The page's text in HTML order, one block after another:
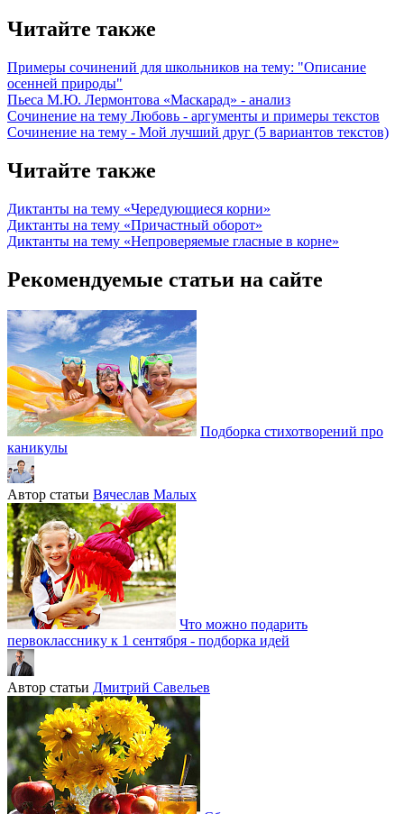
Читайте также
Примеры сочинений для школьников на тему: "Описание
осенней природы"
Пьеса М.Ю. Лермонтова «Маскарад» - анализ
Сочинение на тему Любовь - аргументы и примеры текстов
Сочинение на тему - Мой лучший друг (5 вариантов текстов)
Читайте также
Диктанты на тему «Чередующиеся корни»
Диктанты на тему «Причастный оборот»
Диктанты на тему «Непроверяемые гласные в корне»
Рекомендуемые статьи на сайте
Подборка стихотворений про
каникулы
Автор статьи Вячеслав Малых
Что можно подарить
первокласснику к 1 сентября - подборка идей
Автор статьи Дмитрий Савельев